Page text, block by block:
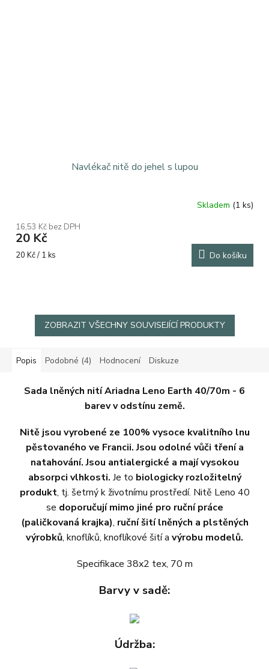
Navlékač nitě do jehel s lupou
Skladem (1 ks)
16,53 Kč bez DPH
20 Kč
Měrná
20 Kč / 1 ks Do košíku
ZOBRAZIT VŠECHNY SOUVISEJÍCÍ PRODUKTY
Popis Podobné (4) Hodnocení Diskuze
Sada lněných nití Ariadna Leno Earth 40/70m - 6
barev v odstínu země.
Nitě jsou vyrobené ze 100% vysoce kvalitního lnu
pěstovaného ve Francii. Jsou odolné vůči tření a
natahování. Jsou antialergické a mají vysokou
absorpci vlhkosti. Je to biologicky rozložitelný
produkt, tj. šetrný k životnímu prostředí. Nitě Leno 40
se doporučují mimo jiné pro ruční práce
(paličkovaná krajka), ruční šití lněných a plstěných
výrobků, knoflíků, knoflíkové šití a výrobu modelů.
Specifikace 38x2 tex, 70 m
Barvy v sadě:
Údržba: